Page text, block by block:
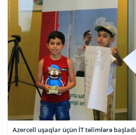
Azercell uşaqlar üçün İT təlimlərə başladı